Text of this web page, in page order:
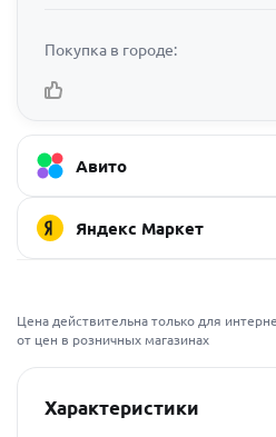
Покупка в городе:
Авито
Яндекс Маркет
Цена действительна только для
от цен в розничных магазинах
Характеристики